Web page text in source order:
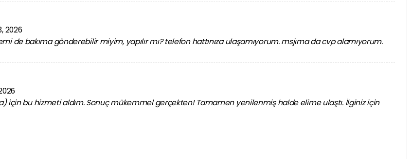
2026
de bakıma gönderebilir miyim, yapılır mı? telefon hattınıza ulaşamıyorum. msjıma da cvp alamıyorum.
için bu hizmeti aldım. Sonuç mükemmel gerçekten! Tamamen yenilenmiş halde elime ulaştı. İlginiz için